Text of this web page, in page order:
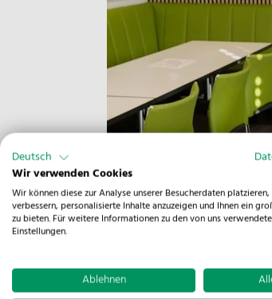
Fokus auf
Enge Verzahnung
Deutsch
Wir verwenden Cookies
Wir können diese zur Analyse unserer Besucherdaten
verbessern, personalisierte Inhalte anzuzeigen und Ihnen ein
zu bieten. Für weitere Informationen zu den von uns
Einstellungen.
Ablehnen